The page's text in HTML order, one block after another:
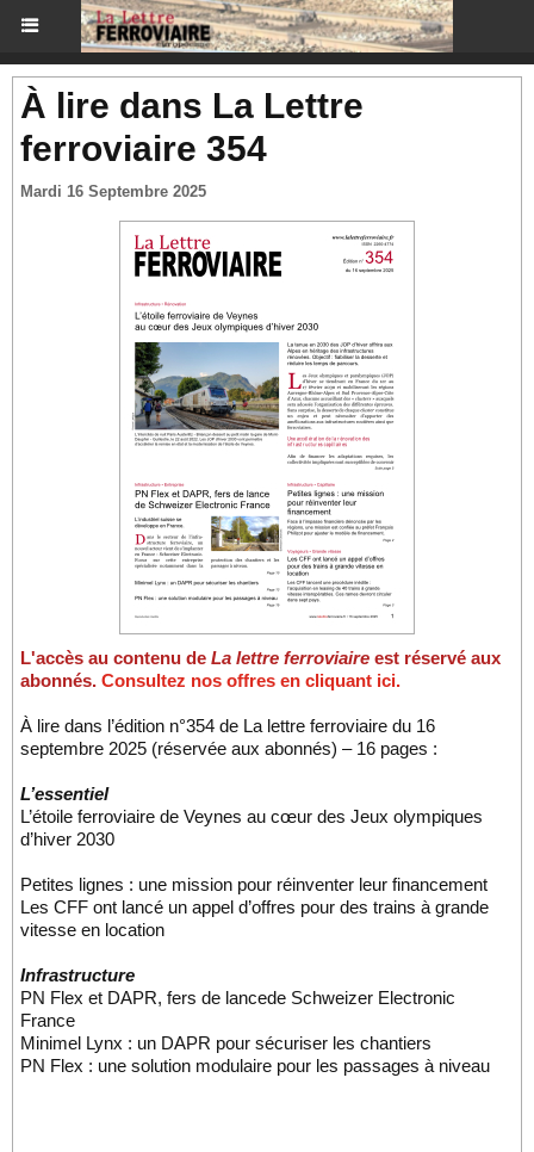
À lire dans La Lettre
ferroviaire 354
Mardi 16 Septembre 2025
L'accès au contenu de La lettre ferroviaire est réservé aux
abonnés. Consultez nos offres en cliquant ici.
À lire dans l’édition n°354 de La lettre ferroviaire du 16
septembre 2025 (réservée aux abonnés) – 16 pages :
L’essentiel
L’étoile ferroviaire de Veynes au cœur des Jeux olympiques
d’hiver 2030
Petites lignes : une mission pour réinventer leur financement
Les CFF ont lancé un appel d’offres pour des trains à grande
vitesse en location
Infrastructure
PN Flex et DAPR, fers de lancede Schweizer Electronic
France
Minimel Lynx : un DAPR pour sécuriser les chantiers
PN Flex : une solution modulaire pour les passages à niveau